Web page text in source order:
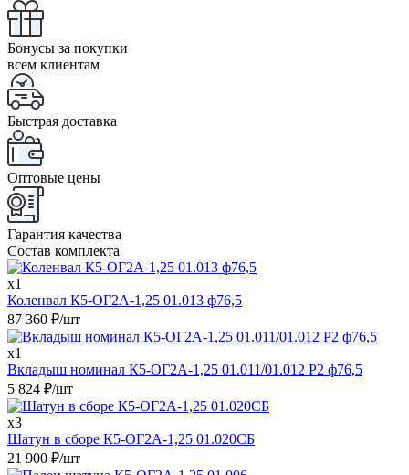
Бонусы за покупки
всем клиентам
Быстрая доставка
Оптовые цены
Гарантия качества
Состав комплекта
x1
Коленвал К5-ОГ2А-1,25 01.013 ф76,5
87 360 ₽/шт
x1
Вкладыш номинал К5-ОГ2А-1,25 01.011/01.012 Р2 ф76,5
5 824 ₽/шт
x3
Шатун в сборе К5-ОГ2А-1,25 01.020СБ
21 900 ₽/шт